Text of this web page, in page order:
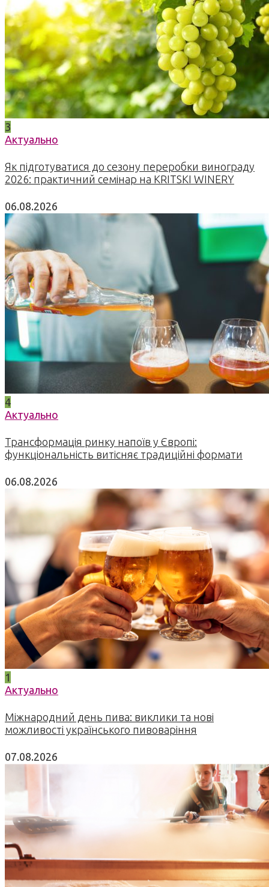
3
Актуально
Як підготуватися до сезону переробки винограду
2026: практичний семінар на KRITSKI WINERY
06.08.2026
4
Актуально
Трансформація ринку напоїв у Європі:
функціональність витісняє традиційні формати
06.08.2026
1
Актуально
Міжнародний день пива: виклики та нові
можливості українського пивоваріння
07.08.2026